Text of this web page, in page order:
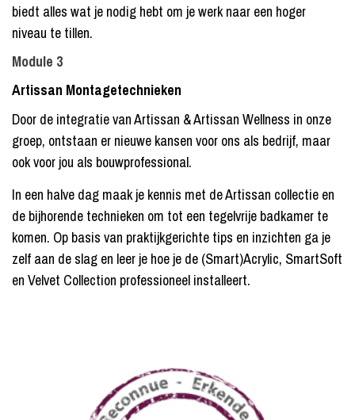
biedt alles wat je nodig hebt om je werk naar een hoger
niveau te tillen.
Module 3
Artissan Montagetechnieken
Door de integratie van Artissan & Artissan Wellness in onze
groep, ontstaan er nieuwe kansen voor ons als bedrijf, maar
ook voor jou als bouwprofessional.
In een halve dag maak je kennis met de Artissan collectie en
de bijhorende technieken om tot een tegelvrije badkamer te
komen. Op basis van praktijkgerichte tips en inzichten ga je
zelf aan de slag en leer je hoe je de (Smart)Acrylic, SmartSoft
en Velvet Collection professioneel installeert.